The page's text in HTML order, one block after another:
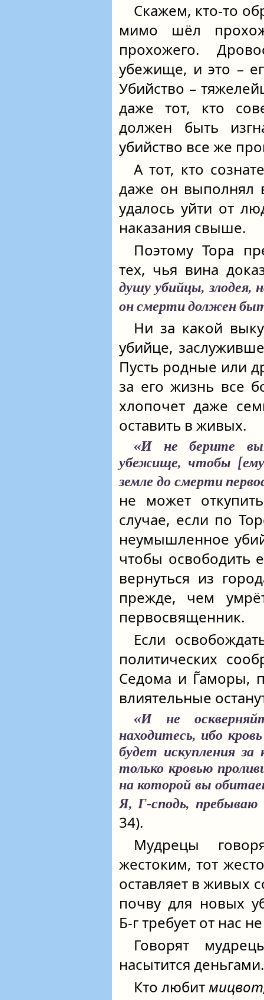
Скажем, кто-то
мимо шёл
прохожего.
убежище, и это –
Убийство –
даже тот, кто
должен быть
убийство все же
А тот, кто
даже он выполнял
удалось уйти от
наказания свыше.
Поэтому Тора
тех, чья вина
душу убийцы, злодея,
он смерти должен
Ни за какой
убийце,
Пусть родные или
за его жизнь все
хлопочет даже
оставить в живых.
«И не берите
убежище, чтобы
земле до смерти
не может
случае, если по
неумышленное
чтобы освободить
вернуться из
прежде, чем
первосвященник.
Если
политических
Седома и Г̃аморы,
влиятельные
«И не
находитесь, ибо
будет искупления за
только кровью
на которой вы
Я, Г‑сподь, пребываю
34).
Мудрецы
жестоким, тот
оставляет в живых
почву для новых
Б‑г требует от нас
Говорят
насытится
Кто любит